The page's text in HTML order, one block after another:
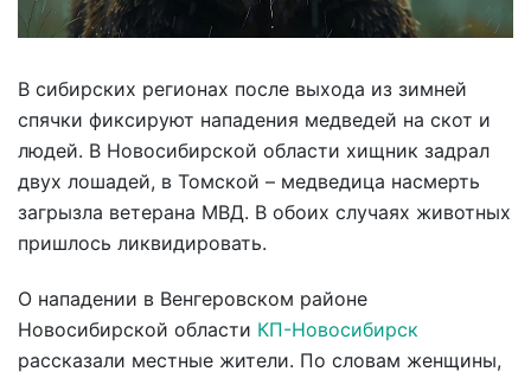
В сибирских регионах после выхода из зимней
спячки фиксируют нападения медведей на скот и
людей. В Новосибирской области хищник задрал
двух лошадей, в Томской – медведица насмерть
загрызла ветерана МВД. В обоих случаях животных
пришлось ликвидировать.
О нападении в Венгеровском районе
Новосибирской области КП-Новосибирск
рассказали местные жители. По словам женщины,